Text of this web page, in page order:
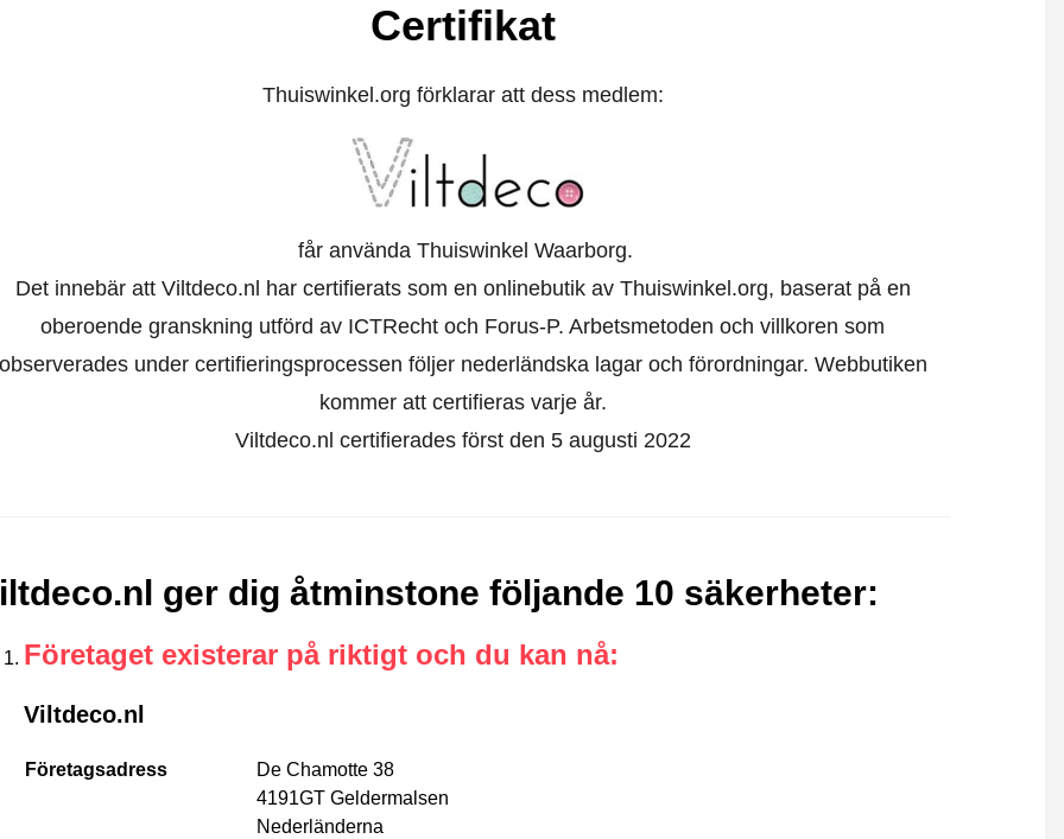
Certifikat
Thuiswinkel.org förklarar att dess medlem:
får använda Thuiswinkel Waarborg.
Det innebär att Viltdeco.nl har certifierats som en onlinebutik av Thuiswinkel.org, baserat på en
oberoende granskning utförd av ICTRecht och Forus-P. Arbetsmetoden och villkoren som
under certifieringsprocessen följer nederländska lagar och förordningar. Webbutiken
kommer att certifieras varje år.
Viltdeco.nl certifierades först den 5 augusti 2022
ger dig åtminstone följande 10 säkerheter:
Företaget existerar på riktigt och du kan nå:
Viltdeco.nl
Företagsadress
De Chamotte 38
4191GT Geldermalsen
Nederländerna